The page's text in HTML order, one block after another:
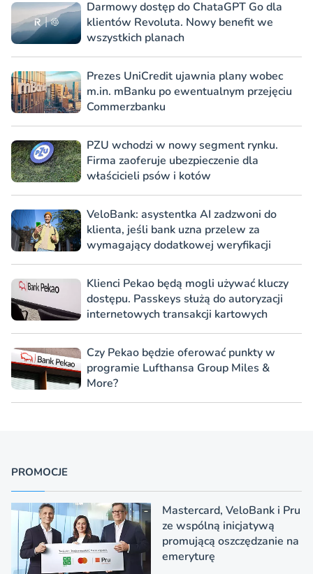
Darmowy dostęp do ChataGPT Go dla
klientów Revoluta. Nowy benefit we
wszystkich planach
Prezes UniCredit ujawnia plany wobec
m.in. mBanku po ewentualnym przejęciu
Commerzbanku
PZU wchodzi w nowy segment rynku.
Firma zaoferuje ubezpieczenie dla
właścicieli psów i kotów
VeloBank: asystentka AI zadzwoni do
klienta, jeśli bank uzna przelew za
wymagający dodatkowej weryfikacji
Klienci Pekao będą mogli używać kluczy
dostępu. Passkeys służą do autoryzacji
internetowych transakcji kartowych
Czy Pekao będzie oferować punkty w
programie Lufthansa Group Miles &
More?
PROMOCJE
Mastercard, VeloBank i Pru
ze wspólną inicjatywą
promującą oszczędzanie na
emeryturę